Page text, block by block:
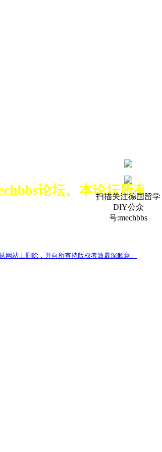
论坛。本论坛所有
站上删除，并向所有持版权者致最深歉意。
扫描关注德国留学
DIY公众
号:mechbbs